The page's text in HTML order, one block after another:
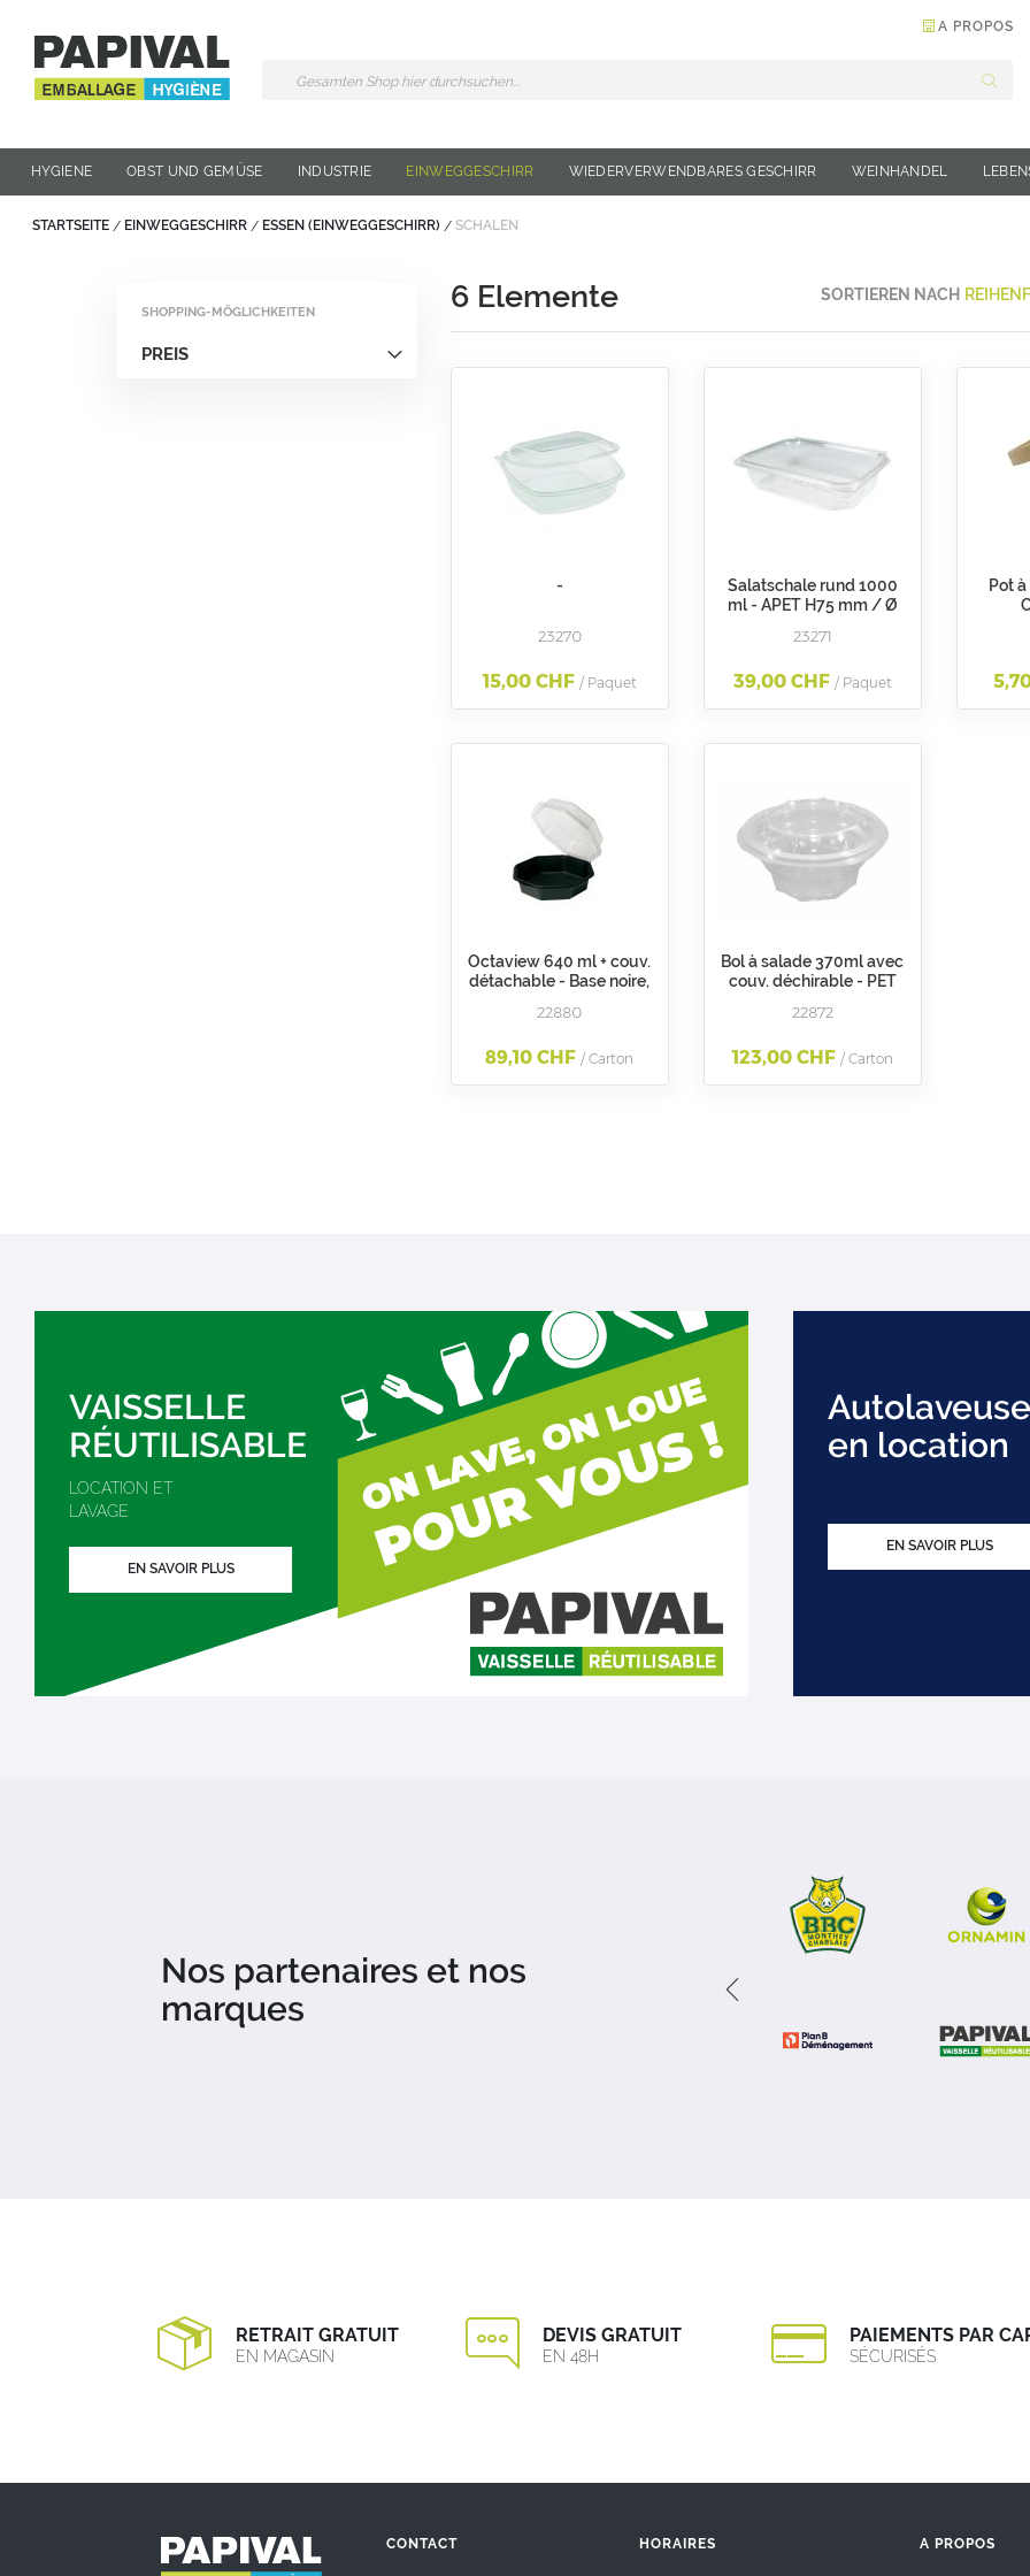
Inhalt
springen
A PROPOS
HYGIENE OBST UND GEMÜSE INDUSTRIE EINWEGGESCHIRR WIEDERVERWENDBARES GESCHIRR WEINHANDEL
STARTSEITE EINWEGGESCHIRR ESSEN (EINWEGGESCHIRR) SCHALEN
6Elemente SORTIEREN NACH
-
23270
15,00 CHF / Paquet
Salatschale rund 1000
ml - APET H75 mm / Ø
23271
39,00 CHF / Paquet
Pot
Octaview 640 ml + couv.
détachable - Base noire,
22880
89,10 CHF / Carton
Bol à salade 370ml avec
couv. déchirable - PET
55 mm
22872
123,00 CHF / Carton
SHOPPING-MÖGLICHKEITEN
PREIS
VAISSELLE
RÉUTILISABLE
LOCATION ET
LAVAGE
EN SAVOIR PLUS
en location
EN SAVOIR PLUS
Nos partenaires et nos
marques
RETRAIT GRATUIT
EN MAGASIN
DEVIS GRATUIT
EN 48H
PAIEMENTS PAR
SÉCURISÉS
CONTACT HORAIRES A PROPOS